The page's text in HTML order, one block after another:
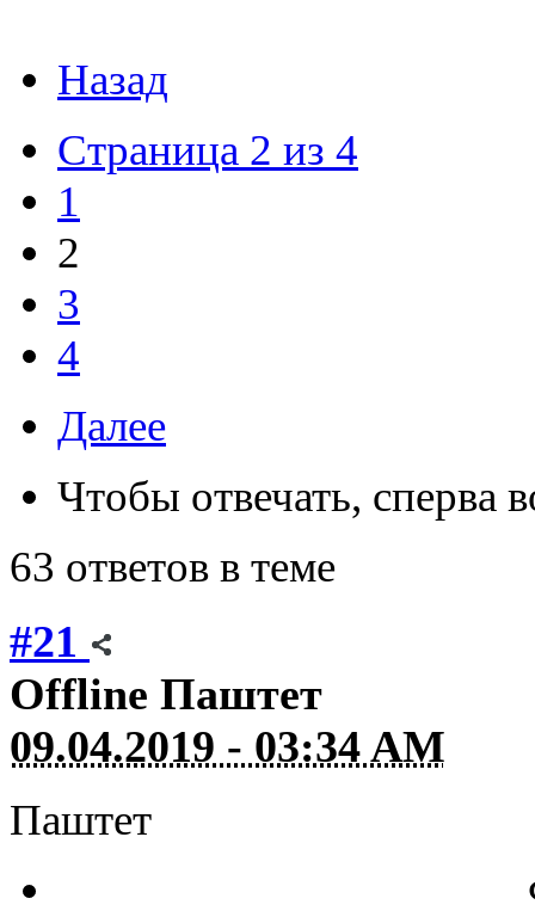
Назад
Страница 2 из 4
1
2
3
4
Далее
Чтобы отвечать, сперва
63 ответов в теме
#21
Offline Паштет
09.04.2019 - 03:34 AM
Паштет